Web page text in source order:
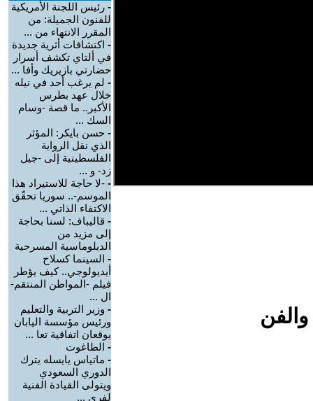
- رئيس اللجنة الأمريكية
للفنون الجميلة: من
المقرر الانتهاء من ...
- اكتشافات أثرية جديدة
في ألتاي تكشف أسرار
حضارتي بازيريك وأفا ...
- لم يرغب أحد في نيله
خلال عهد بطرس
الأكبر.. ما قصة -وسام
السك ...
- حسن بايكر: المؤثر
الذي نقل الرواية
الفلسطينية إلى -جيل
زد- و ...
- -لا حاجة للاستيراد هذا
الموسم-.. سوريا تحقّق
الاكتفاء الذاتي ...
- قاليباف: لسنا بحاجة
إلى مزيد من
الدبلوماسية المسرحية
- السينما كسلاح
أيديولوجي.. كيف يؤطر
فيلم -المواطن المنتقم-
ال ...
- وزير التربية والتعليم
ورئيس مؤسسة اليابان
يوقعان اتفاقية تعا ...
- الطاغوت
- ماتياس يايسله يترك
الدوري السعودي
ويتولى القيادة الفنية
لفري ...